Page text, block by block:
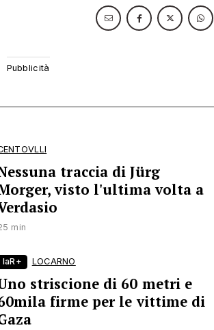
traccia di Jürg
visto l'ultima volta a
min
laR+ LOCARNO
striscione di 60 metri e
firme per le vittime di